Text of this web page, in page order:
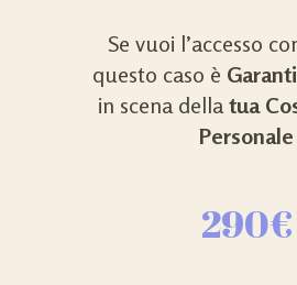
Se vuoi l’accesso
questo caso è
in scena della tua
Personale
290€